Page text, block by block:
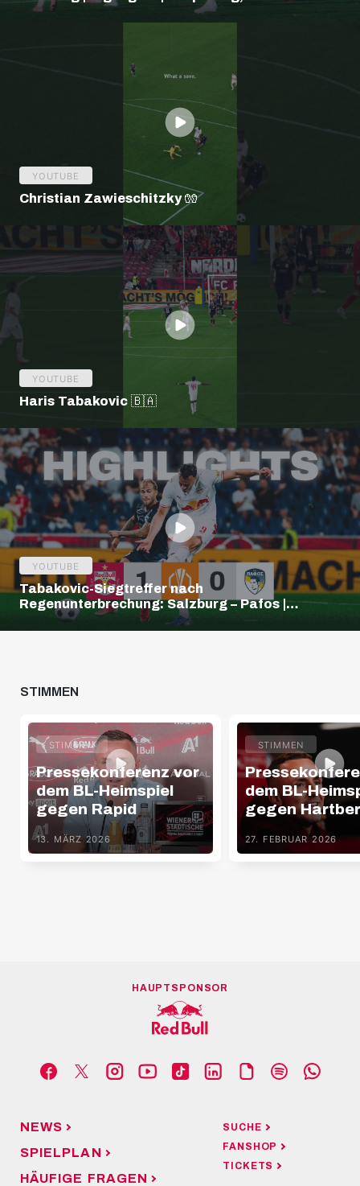
Bundesliga
YOUTUBE
Christian Zawieschitzky 🧤
YOUTUBE
Haris Tabakovic 🇧🇦
YOUTUBE
Tabakovic-Siegtreffer nach
Regenunterbrechung: Salzburg – Pafos |
Highlights | Europa League Q3
STIMMEN
STIMMEN
Pressekonferenz vor
dem BL-Heimspiel
gegen Rapid
13. MÄRZ 2026
STIMMEN
dem BL-
gegen
27. FEBRUAR 2026
HAUPTSPONSOR
NEWS
SPIELPLAN
HÄUFIGE FRAGEN
SUCHE
FANSHOP
TICKETS